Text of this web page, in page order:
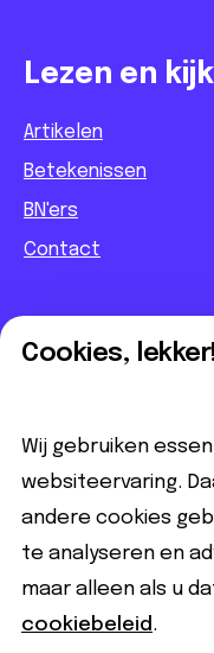
Lezen en
Artikelen
Betekenissen
BN'ers
Contact
Informatief
Partnerbijdrage
Disclaimer
Volg ons
Cookies, lekker!
Wij gebruiken
websiteervaring.
andere cookies
te analyseren en
maar alleen als u
cookiebeleid .